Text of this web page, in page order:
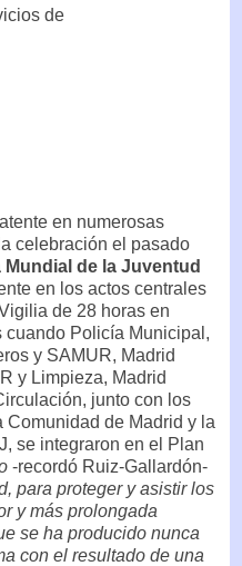
en numerosas
celebración el pasado
de la Juventud
en los actos centrales
de 28 horas en
cuando Policía Municipal,
y SAMUR, Madrid
y Limpieza, Madrid
junto con los
de Madrid y la
se integraron en el Plan
-recordó Ruiz-Gallardón-
para proteger y asistir los
y más prolongada
se ha producido nunca
con el resultado de una